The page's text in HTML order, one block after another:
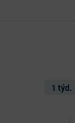
1 týd.